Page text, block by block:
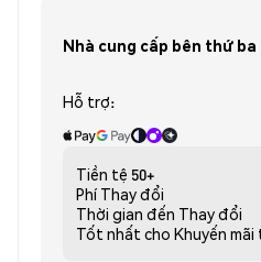
Nhà cung cấp bên thứ ba
Hỗ trợ:
Tiền tệ 50+
Phí Thay đổi
Thời gian đến Thay đổi
Tốt nhất cho Khuyến